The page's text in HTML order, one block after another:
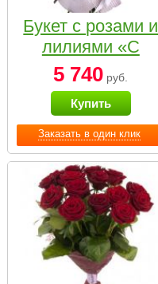
Заказать в один клик
Букет с розами и
лилиями «С
наилучшими
пожеланиями»
5 740 руб.
Купить